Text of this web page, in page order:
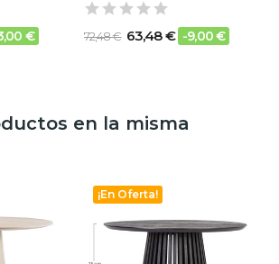
€ 72,48 € 63,48 € -9,00 €
en la misma
¡En Oferta!